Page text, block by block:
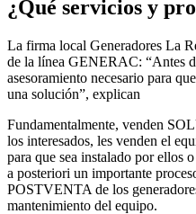
¿Qué servicios y
La firma local Generadores La
de la línea GENERAC: “Antes
asesoramiento necesario para
una solución”, explican
Fundamentalmente, venden
los interesados, les venden el
para que sea instalado por ellos
a posteriori un importante
POSTVENTA de los
mantenimiento del equipo.